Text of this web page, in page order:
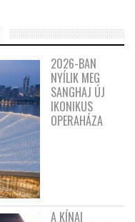
2026-BAN
NYÍLIK MEG
SANGHAJ ÚJ
IKONIKUS
OPERAHÁZA
A KÍNAI